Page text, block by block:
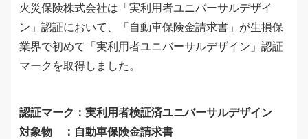
火災保険株式会社は「実利用者ユニバーサルデザイ
ン」認証において、「自動車保険金請求書」が生損保
業界で初めて「実利用者ユニバーサルデザイン」認証
マークを取得しました。
認証マーク：実利用者検証済ユニバーサルデザイン
対象物 ：自動車保険金請求書